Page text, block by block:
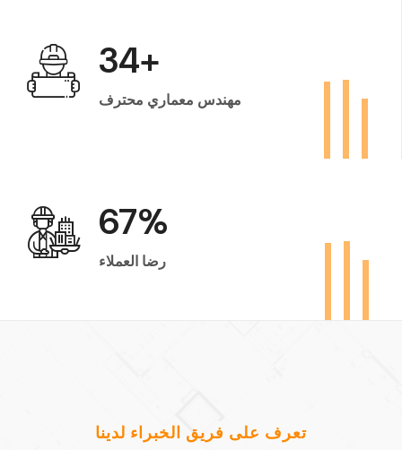
50+
مهندس معماري محترف
100%
رضا العملاء
تعرف على فريق الخبراء لدينا